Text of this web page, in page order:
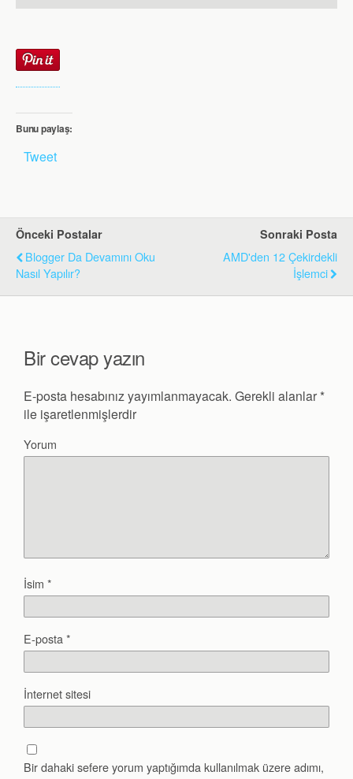
Bunu paylaş:
Tweet
Önceki Postalar
Blogger Da Devamını Oku
Nasıl Yapılır?
Sonraki Posta
AMD'den 12 Çekirdekli
İşlemci
Bir cevap yazın
E-posta hesabınız yayımlanmayacak. Gerekli alanlar *
ile işaretlenmişlerdir
Yorum
İsim *
E-posta *
İnternet sitesi
Bir dahaki sefere yorum yaptığımda kullanılmak üzere adımı,